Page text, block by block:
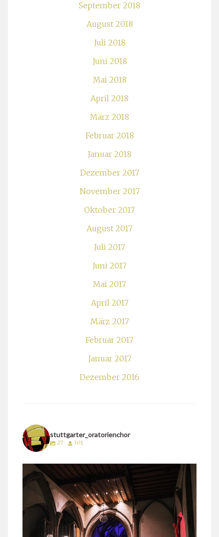
September 2018
August 2018
Juli 2018
Juni 2018
Mai 2018
April 2018
März 2018
Februar 2018
Januar 2018
Dezember 2017
November 2017
Oktober 2017
August 2017
Juli 2017
Juni 2017
Mai 2017
April 2017
März 2017
Februar 2017
Januar 2017
Dezember 2016
stuttgarter_oratorienchor
27 301
stuttgarter_oratorienchor
März 24